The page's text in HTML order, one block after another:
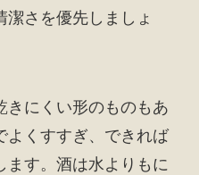
さを優先しましょ
きにくい形のものもあ
よくすすぎ、できれば
ます。酒は水よりもに